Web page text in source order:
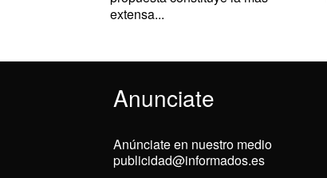
extensa...
Anunciate
Anúnciate en nuestro medio
publicidad@informados.es